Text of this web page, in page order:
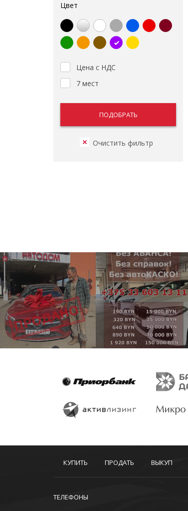
Цвет
Цена с НДС
7 мест
КУПИТЬ ПРОДАТЬ ВЫКУП
ТЕЛЕФОНЫ